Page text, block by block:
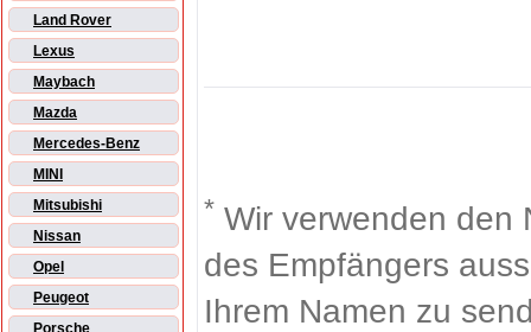
Land Rover
Lexus
Maybach
Mazda
Mercedes-Benz
MINI
Mitsubishi
Nissan
Opel
Peugeot
* Wir verwenden den
des Empfängers
Ihrem Namen zu